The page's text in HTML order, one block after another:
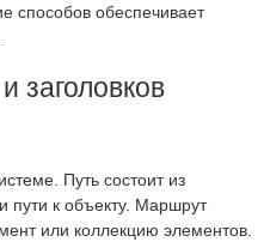
способов обеспечивает
заголовков
Путь состоит из
пути к объекту. Маршрут
или коллекцию элементов.